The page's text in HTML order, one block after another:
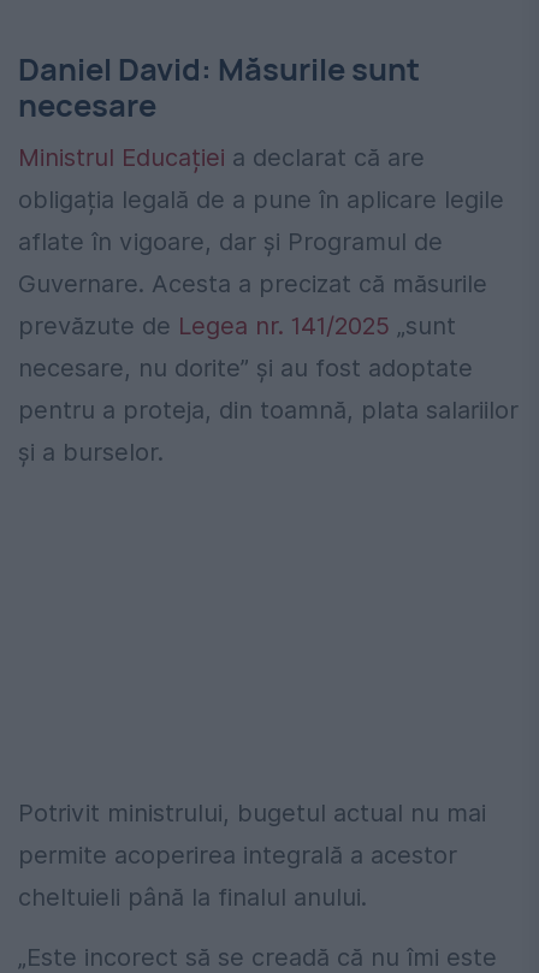
Daniel David: Măsurile sunt
necesare
Ministrul Educației a declarat că are
obligația legală de a pune în aplicare legile
aflate în vigoare, dar și Programul de
Guvernare. Acesta a precizat că măsurile
prevăzute de Legea nr. 141/2025 „sunt
necesare, nu dorite” și au fost adoptate
pentru a proteja, din toamnă, plata salariilor
și a burselor.
Potrivit ministrului, bugetul actual nu mai
permite acoperirea integrală a acestor
cheltuieli până la finalul anului.
„Este incorect să se creadă că nu îmi este